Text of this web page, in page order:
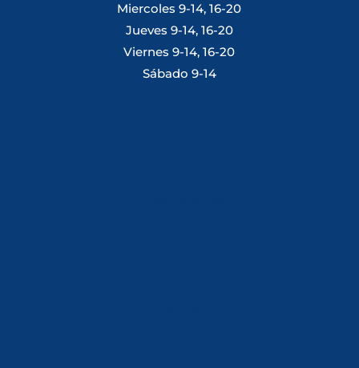
Miercoles 9-14, 16-20
Jueves 9-14, 16-20
Viernes 9-14, 16-20
Sábado 9-14